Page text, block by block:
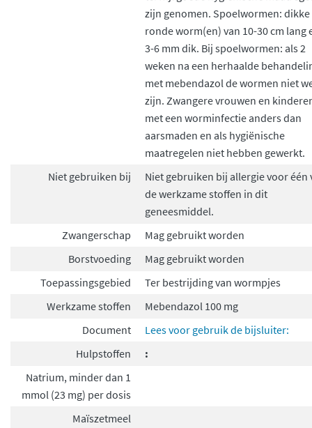
zijn genomen. Spoelwormen: dikke
ronde worm(en) van 10-30 cm lang
3-6 mm dik. Bij spoelwormen: als 2
weken na een herhaalde
met mebendazol de wormen niet
zijn. Zwangere vrouwen en
met een worminfectie anders dan
aarsmaden en als hygiënische
maatregelen niet hebben gewerkt.
Niet gebruiken bij
Niet gebruiken bij allergie voor één
de werkzame stoffen in dit
geneesmiddel.
Zwangerschap
Mag gebruikt worden
Borstvoeding
Mag gebruikt worden
Toepassingsgebied
Ter bestrijding van wormpjes
Werkzame stoffen
Mebendazol 100 mg
Document
Lees voor gebruik de bijsluiter:
Hulpstoffen
:
Natrium, minder dan 1
mmol (23 mg) per dosis
Maïszetmeel